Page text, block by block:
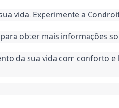
vida! Experimente a
obter mais informações
da sua vida com conforto